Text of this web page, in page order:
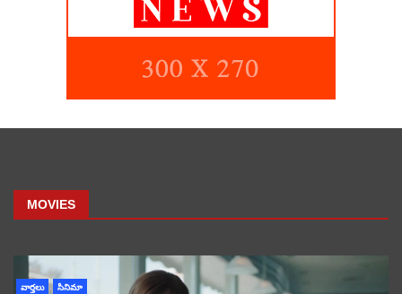
MOVIES
వార్తలు సినిమా